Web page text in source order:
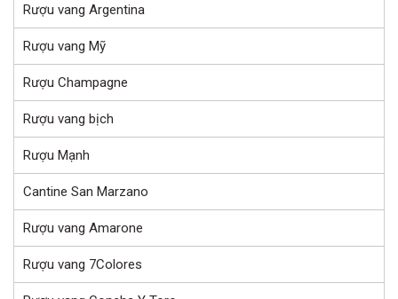
Rượu vang Argentina
Rượu vang Mỹ
Rượu Champagne
Rượu vang bịch
Rượu Mạnh
Cantine San Marzano
Rượu vang Amarone
Rượu vang 7Colores